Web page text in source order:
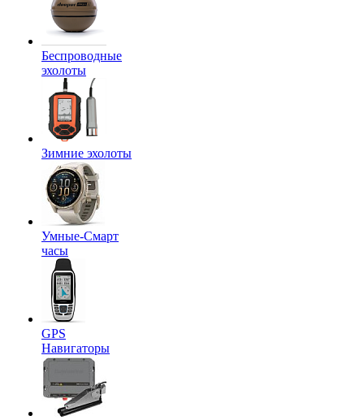
Беспроводные
эхолоты
Зимние эхолоты
Умные-Смарт
часы
GPS
Навигаторы